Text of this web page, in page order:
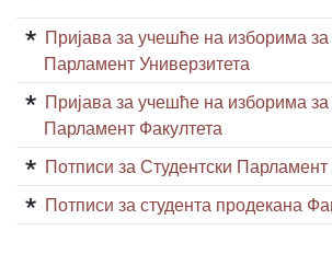
Пријава за учешће на изборима за
Парламент Универзитета
Пријава за учешће на изборима за
Парламент Факултета
Потписи за Студентски Парламент
Потписи за студента продекана